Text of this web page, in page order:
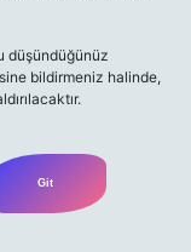
düşündüğünüz
bildirmeniz halinde,